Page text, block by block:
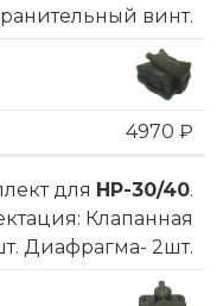
винт.
4970 ₽
для HP-30/40.
Клапанная
Диафрагма- 2шт.